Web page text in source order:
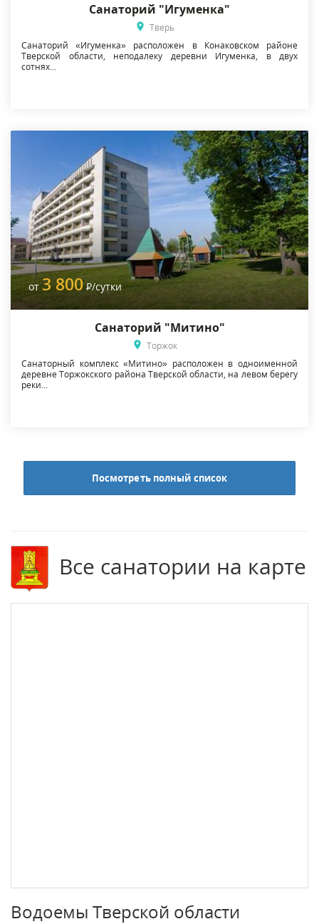
Санаторий "Игуменка"
Тверь
Санаторий «Игуменка» расположен в Конаковском районе
Тверской области, неподалеку деревни Игуменка, в двух
сотнях...
от 3 800 Р/сутки
Санаторий "Митино"
Торжок
Санаторный комплекс «Митино» расположен в одноименной
деревне Торжокского района Тверской области, на левом берегу
реки...
Посмотреть полный список
Все санатории на карте
Водоемы Тверской области